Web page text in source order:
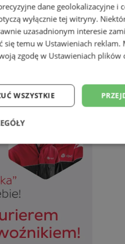
dane geolokalizacyjne i
wyłącznie tej witryny.
uzasadnionym interesie
się temu w Ustawieniach reklam.
zgodę w Ustawieniach plików
WSZYSTKIE
Wydajność